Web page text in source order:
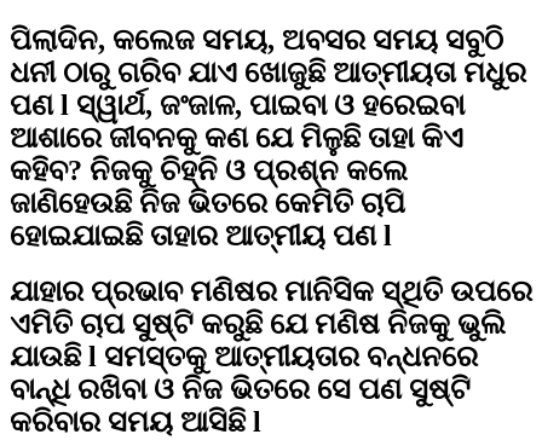
ପିଲାଦିନ, କଲେଜ ସମୟ, ଅବସର ସମୟ ସବୁଠି
ଧନୀ ଠାରୁ ଗରିବ ଯାଏ ଖୋଜୁଛି ଆତ୍ମୀୟତା ମଧୁର
ପଣ l ସ୍ୱାର୍ଥ, ଜଂଜାଳ, ପାଇବା ଓ ହରେଇବା
ଆଶାରେ ଜୀବନକୁ କଣ ଯେ ମିଳୁଛି ତାହା କିଏ
କହିବ? ନିଜକୁ ଚିହ୍ନି ଓ ପ୍ରଶ୍ନ କଲେ
ଜାଣିହେଉଛି ନିଜ ଭିତରେ କେମିତି ଚାପି
ହୋଇଯାଇଛି ତାହାର ଆତ୍ମୀୟ ପଣ l
ଯାହାର ପ୍ରଭାବ ମଣିଷର ମାନିସିକ ସ୍ଥିତି ଉପରେ
ଏମିତି ଚାପ ସୁଷ୍ଟି କରୁଛି ଯେ ମଣିଷ ନିଜକୁ ଭୁଲି
ଯାଉଛି l ସମସ୍ତକୁ ଆତ୍ମୀୟତାର ବନ୍ଧନରେ
ବାନ୍ଧି ରଖିବା ଓ ନିଜ ଭିତରେ ସେ ପଣ ସୁଷ୍ଟି
କରିବାର ସମୟ ଆସିଛି l